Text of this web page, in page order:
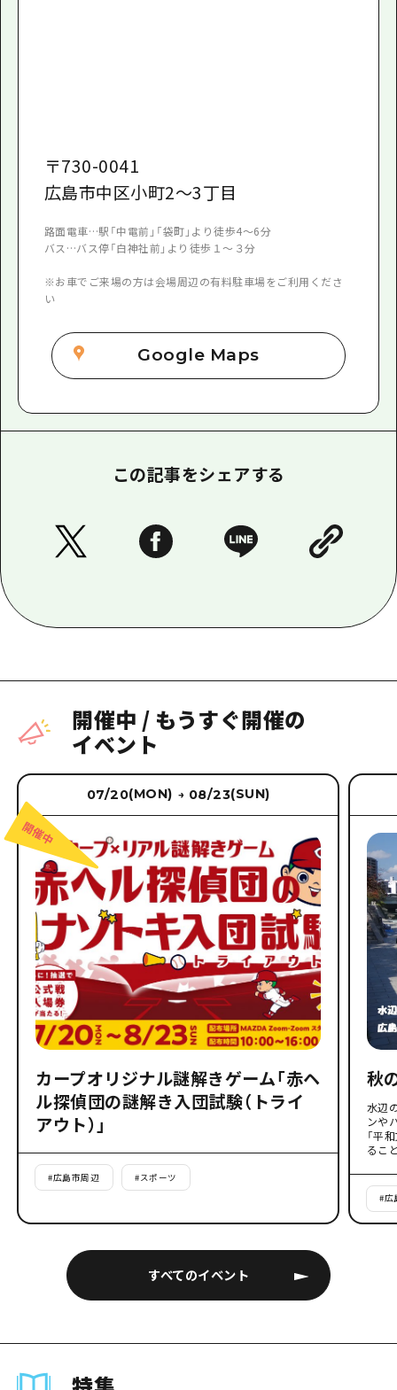
〒730-0041
広島市中区小町2～3丁目
路面電車…駅「中電前」「袋町」より徒歩4～6分
バス…バス停「白神社前」より徒歩１～３分
​※お車でご来場の方は会場周辺の有料駐車場をご利用くださ
い
Google Maps
この記事をシェアする
開催中 / もうすぐ開催の
イベント
すべてのイベント
07/20(MON) → 08/23(SUN)
カープオリジナル謎解きゲーム「赤ヘ
ル探偵団の謎解き入団試験（トライ
アウト）」
#広島市周辺 #スポーツ
秋
水辺
ンや
「平
るこ
#広